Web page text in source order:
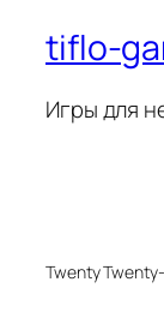
tiflo-
Игры для
Twenty